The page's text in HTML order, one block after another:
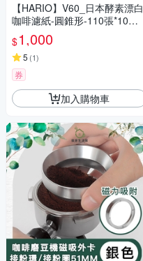
【HARIO】V60_日本酵素漂白
咖啡濾紙-圓錐形-110張*10包-1
~2杯用-日本製(VCF-01-110W*
10)
$1,000
5 (1)
券
加入購物車